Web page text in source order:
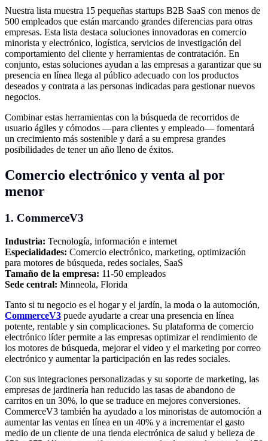
Nuestra lista muestra 15 pequeñas startups B2B SaaS con menos de
500 empleados que están marcando grandes diferencias para otras
empresas. Esta lista destaca soluciones innovadoras en comercio
minorista y electrónico, logística, servicios de investigación del
comportamiento del cliente y herramientas de contratación. En
conjunto, estas soluciones ayudan a las empresas a garantizar que su
presencia en línea llega al público adecuado con los productos
deseados y contrata a las personas indicadas para gestionar nuevos
negocios.
Combinar estas herramientas con la búsqueda de recorridos de
usuario ágiles y cómodos —para clientes y empleado— fomentará
un crecimiento más sostenible y dará a su empresa grandes
posibilidades de tener un año lleno de éxitos.
Comercio electrónico y venta al por
menor
1. CommerceV3
Industria: Tecnología, información e internet
Especialidades: Comercio electrónico, marketing, optimización
para motores de búsqueda, redes sociales, SaaS
Tamaño de la empresa: 11-50 empleados
Sede central: Minneola, Florida
Tanto si tu negocio es el hogar y el jardín, la moda o la automoción,
CommerceV3 puede ayudarte a crear una presencia en línea
potente, rentable y sin complicaciones. Su plataforma de comercio
electrónico líder permite a las empresas optimizar el rendimiento de
los motores de búsqueda, mejorar el video y el marketing por correo
electrónico y aumentar la participación en las redes sociales.
Con sus integraciones personalizadas y su soporte de marketing, las
empresas de jardinería han reducido las tasas de abandono de
carritos en un 30%, lo que se traduce en mejores conversiones.
CommerceV3 también ha ayudado a los minoristas de automoción a
aumentar las ventas en línea en un 40% y a incrementar el gasto
medio de un cliente de una tienda electrónica de salud y belleza de